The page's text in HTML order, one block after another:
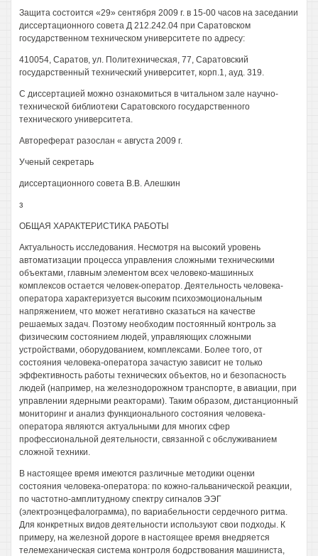
Защита состоится «29» сентября 2009 г. в 15-00 часов на заседании
диссертационного совета Д 212.242.04 при Саратовском
государственном техническом университете по адресу:
410054, Саратов, ул. Политехническая, 77, Саратовский
государственный технический университет, корп.1, ауд. 319.
С диссертацией можно ознакомиться в читальном зале научно-
технической библиотеки Саратовского государственного
технического университета.
Автореферат разослан « августа 2009 г.
Ученый секретарь
диссертационного совета В.В. Алешкин
з
ОБЩАЯ ХАРАКТЕРИСТИКА РАБОТЫ
Актуальность исследования. Несмотря на высокий уровень
автоматизации процесса управления сложными техническими
объектами, главным элементом всех человеко-машинных
комплексов остается человек-оператор. Деятельность человека-
оператора характеризуется высоким психоэмоциональным
напряжением, что может негативно сказаться на качестве
решаемых задач. Поэтому необходим постоянный контроль за
физическим состоянием людей, управляющих сложными
устройствами, оборудованием, комплексами. Более того, от
состояния человека-оператора зачастую зависит не только
эффективность работы технических объектов, но и безопасность
людей (например, на железнодорожном транспорте, в авиации, при
управлении ядерными реакторами). Таким образом, дистанционный
мониторинг и анализ функционального состояния человека-
оператора являются актуальными для многих сфер
профессиональной деятельности, связанной с обслуживанием
сложной техники.
В настоящее время имеются различные методики оценки
состояния человека-оператора: по кожно-гальванической реакции,
по частотно-амплитудному спектру сигналов ЭЭГ
(электроэнцефалограмма), по вариабельности сердечного ритма.
Для конкретных видов деятельности используют свои подходы. К
примеру, на железной дороге в настоящее время внедряется
телемеханическая система контроля бодрствования машиниста,